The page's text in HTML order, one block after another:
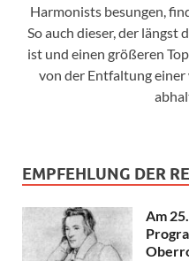
Harmonists besungen,
So auch dieser, der längst
ist und einen größeren
von der Entfaltung
EMPFEHLUNG DER
Am